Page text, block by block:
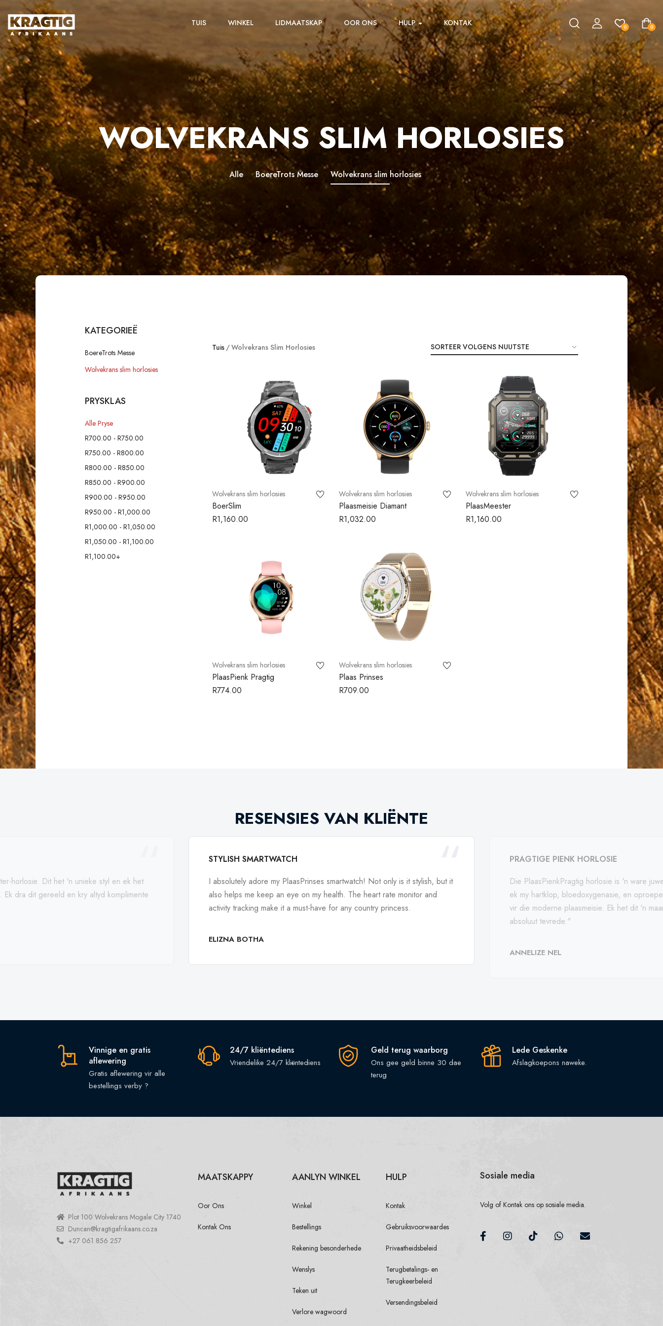
TUIS WINKEL LIDMAATSKAP OOR ONS HULP KONTAK 0
0
WOLVEKRANS SLIM HORLOSIES
Alle BoereTrots Messe Wolvekrans slim horlosies
KATEGORIEË
BoereTrots Messe
Wolvekrans slim horlosies
PRYSKLAS
Alle Pryse
R700.00 - R750.00
R750.00 - R800.00
R800.00 - R850.00
R850.00 - R900.00
R900.00 - R950.00
R950.00 - R1,000.00
R1,000.00 - R1,050.00
R1,050.00 - R1,100.00
R1,100.00+
Tuis Wolvekrans Slim Horlosies
Wolvekrans slim horlosies
BoerSlim
R1,160.00
Wolvekrans slim horlosies
Plaasmeisie Diamant
R1,032.00
Wolvekrans slim horlosies
PlaasMeester
R1,160.00
Wolvekrans slim horlosies
PlaasPienk Pragtig
R774.00
Wolvekrans slim horlosies
Plaas Prinses
R709.00
RESENSIES VAN KLIËNTE
horlosie. Dit het 'n unieke styl en ek het
dra dit gereeld en kry altyd komplimente
STYLISH SMARTWATCH
I absolutely adore my PlaasPrinses smartwatch! Not only is it stylish, but it
also helps me keep an eye on my health. The heart rate monitor and
activity tracking make it a must-have for any country princess.
ELIZNA BOTHA
PRAGTIGE PIENK HORLOSIE
Die PlaasPienkPragtig horlosie is 'n ware
ek my hartklop, bloedoxygenasie, en
vir die moderne plaasmeisie. Ek het dit 'n
absoluut tevrede."
ANNELIZE NEL
Vinnige en gratis
aflewering
Gratis aflewering vir alle
bestellings verby ?
24/7 kliëntediens
Vriendelike 24/7 kliëntediens
Geld terug waarborg
Ons gee geld binne 30 dae
terug
Lede Geskenke
Afslagkoepons naweke.
Plot 100 Wolvekrans Mogale City 1740
Duncan@kragtigafrikaans.co.za
+27 061 856 257
MAATSKAPPY
Oor Ons
Kontak Ons
AANLYN WINKEL
Winkel
Bestellings
Rekening besonderhede
Wenslys
Teken uit
Verlore wagwoord
HULP
Kontak
Gebruiksvoorwaardes
Privaatheidsbeleid
Terugbetalings- en
Terugkeerbeleid
Versendingsbeleid
Sosiale media
Volg of Kontak ons op sosiale media.